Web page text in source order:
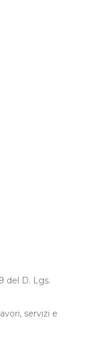
del D. Lgs.
servizi e